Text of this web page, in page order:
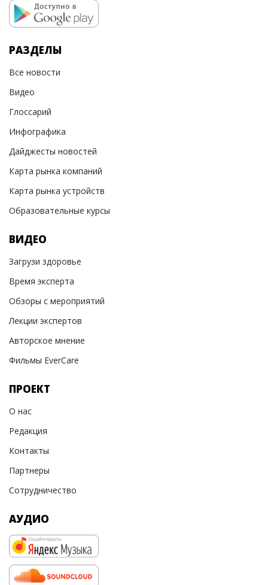
РАЗДЕЛЫ
Все новости
Видео
Глоссарий
Инфографика
Дайджесты новостей
Карта рынка компаний
Карта рынка устройств
Образовательные курсы
ВИДЕО
Загрузи здоровье
Время эксперта
Обзоры с мероприятий
Лекции экспертов
Авторское мнение
Фильмы EverCare
ПРОЕКТ
О нас
Редакция
Контакты
Партнеры
Сотрудничество
АУДИО